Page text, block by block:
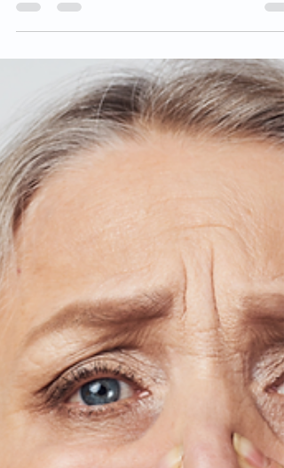
Nariz y Cuáles Son Sus Causas?
epistaxis es una condición muy común, pero algunas
veces puede requerir atención médica.